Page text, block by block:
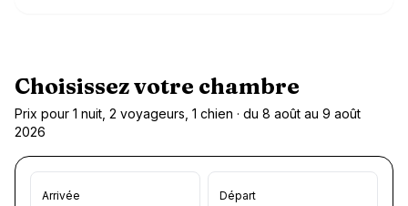
Choisissez votre chambre
Prix pour 1 nuit, 2 voyageurs, 1 chien · du 8 août au 9 août
2026
Arrivée Départ